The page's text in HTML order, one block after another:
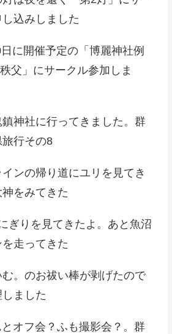
込みしました
に開催予定の「博麗神社例
父」にサークル参加しま
神社に行ってきました。群
行その8
ンの帰り道にユリを見てき
をみてきた
ぎりを見てきたよ。あと魚沼
走ってきた
。のお祓い棒が剥げたので
ました
オフ会？ふも撮影会？。群